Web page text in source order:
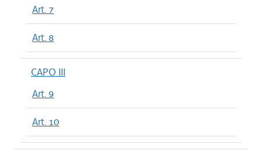
Art. 7
Art. 8
CAPO III
Art. 9
Art. 10